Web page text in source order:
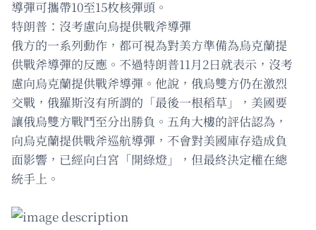
導彈可攜帶10至15枚核彈頭。
特朗普：沒考慮向烏提供戰斧導彈
俄方的一系列動作，都可視為對美方準備為烏克蘭提
供戰斧導彈的反應。不過特朗普11月2日就表示，沒考
慮向烏克蘭提供戰斧導彈。他說，俄烏雙方仍在激烈
交戰，俄羅斯沒有所謂的「最後一根稻草」，美國要
讓俄烏雙方戰鬥至分出勝負。五角大樓的評估認為，
向烏克蘭提供戰斧巡航導彈，不會對美國庫存造成負
面影響，已經向白宮「開綠燈」，但最終決定權在總
統手上。